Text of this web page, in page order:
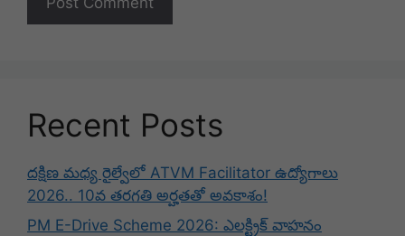
Recent Posts
దక్షిణ మధ్య రైల్వేలో ATVM Facilitator ఉద్యోగాలు
2026.. 10వ తరగతి అర్హతతో అవకాశం!
PM E-Drive Scheme 2026: ఎలక్ట్రిక్ వాహనం